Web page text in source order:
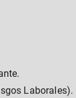
Laborales).